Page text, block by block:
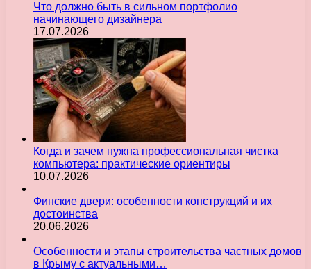
Что должно быть в сильном портфолио
начинающего дизайнера
17.07.2026
Когда и зачем нужна профессиональная чистка
компьютера: практические ориентиры
10.07.2026
Финские двери: особенности конструкций и их
достоинства
20.06.2026
Особенности и этапы строительства частных домов
в Крыму с актуальными…